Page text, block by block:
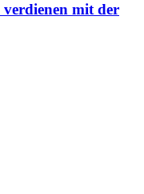
mit der